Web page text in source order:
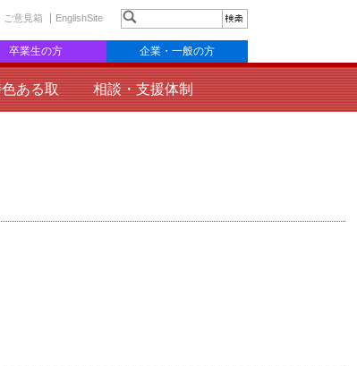
ご意見箱 EnglishSite
卒業生の方 企業・一般の方
ある取
相談・支援体制